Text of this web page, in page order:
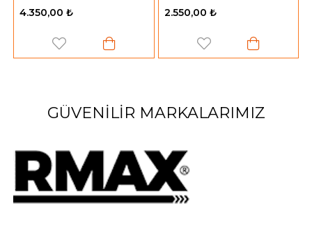
4.350,00 ₺ 2.550,00 ₺
GÜVENILIR MARKALARIMIZ